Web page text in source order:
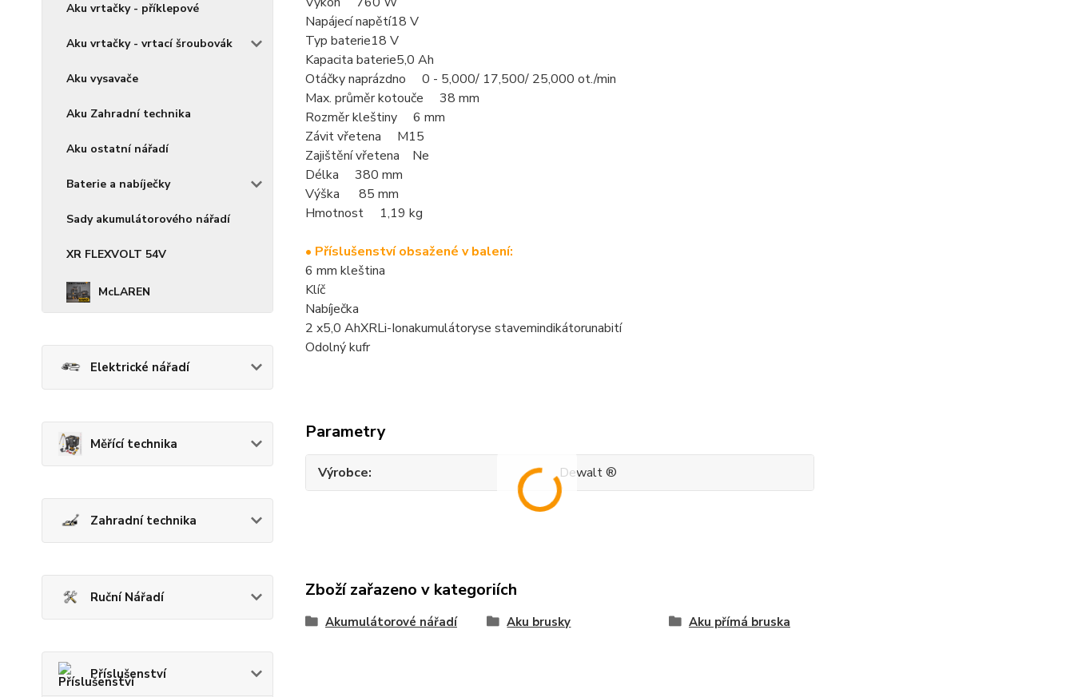
Aku vrtačky - příklepové
Aku vrtačky - vrtací šroubovák
Aku vysavače
Aku Zahradní technika
Aku ostatní nářadí
Baterie a nabíječky
Sady akumulátorového nářadí
XR FLEXVOLT 54V
McLAREN
Elektrické nářadí
Měřící technika
Zahradní technika
Ruční Nářadí
Příslušenství
Napájecí napětí18 V
Typ baterie18 V
Kapacita baterie5,0 Ah
Otáčky naprázdno 0 - 5,000/ 17,500/ 25,000 ot./min
Max. průměr kotouče 38 mm
Rozměr kleštiny 6 mm
Závit vřetena M15
Zajištění vřetena Ne
Délka 380 mm
Výška 85 mm
Hmotnost 1,19 kg
• Příslušenství obsažené v balení:
6 mm kleština
Klíč
Nabíječka
2 x5,0 AhXRLi-Ionakumulátoryse stavemindikátorunabití
Odolný kufr
Parametry
Výrobce Dewalt ®
Zboží zařazeno v kategoriích
Akumulátorové nářadí Aku brusky Aku přímá bruska